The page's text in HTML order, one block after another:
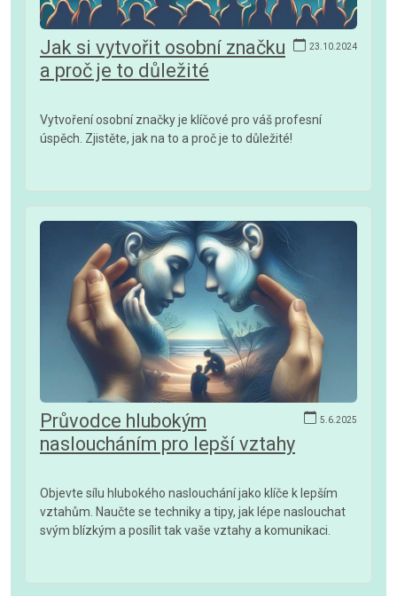
23.10.2024
Jak si vytvořit osobní značku
a proč je to důležité
Vytvoření osobní značky je klíčové pro váš profesní
úspěch. Zjistěte, jak na to a proč je to důležité!
5.6.2025
Průvodce hlubokým
nasloucháním pro lepší vztahy
Objevte sílu hlubokého naslouchání jako klíče k lepším
vztahům. Naučte se techniky a tipy, jak lépe naslouchat
svým blízkým a posílit tak vaše vztahy a komunikaci.